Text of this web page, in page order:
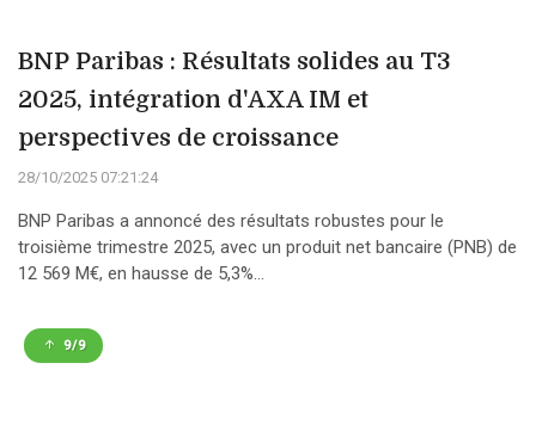
BNP Paribas : Résultats solides au T3
2025, intégration d'AXA IM et
perspectives de croissance
28/10/2025 07:21:24
BNP Paribas a annoncé des résultats robustes pour le
troisième trimestre 2025, avec un produit net bancaire (PNB) de
12 569 M€, en hausse de 5,3%...
9/9